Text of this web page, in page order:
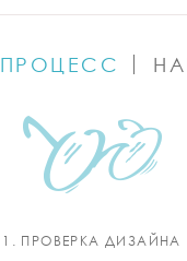
ПРОЦЕСС
1. ПРОВЕРКА ДИЗАЙНА